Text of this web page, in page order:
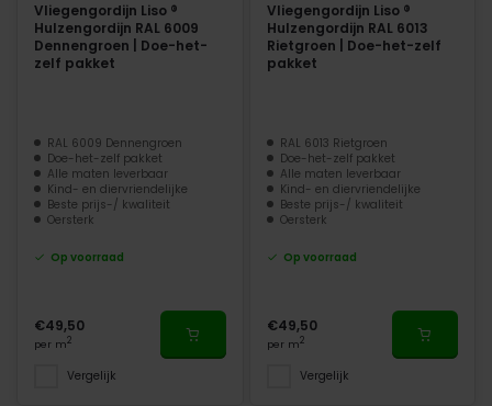
Vliegengordijn Liso ®
Hulzengordijn RAL 6009
Dennengroen | Doe-het-
zelf pakket
RAL 6009 Dennengroen
Doe-het-zelf pakket
Alle maten leverbaar
Kind- en diervriendelijke
Beste prijs-/ kwaliteit
Oersterk
Op voorraad
€49,50
per m2
Vergelijk
Vliegengordijn Liso ®
Hulzengordijn RAL 6013
Rietgroen | Doe-het-zelf
pakket
RAL 6013 Rietgroen
Doe-het-zelf pakket
Alle maten leverbaar
Kind- en diervriendelijke
Beste prijs-/ kwaliteit
Oersterk
Op voorraad
€49,50
per m2
Vergelijk